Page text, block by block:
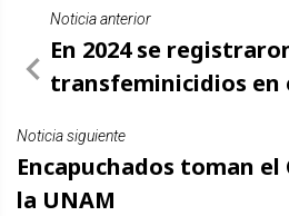
Noticia anterior
En 2024 se
transfeminicidios en
Noticia siguiente
Encapuchados toman el
la UNAM